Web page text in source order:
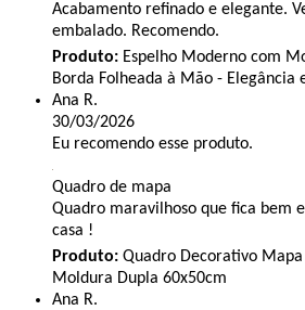
Acabamento refinado e elegante.
embalado. Recomendo.
Produto: Espelho Moderno com
Borda Folheada à Mão - Elegância
Ana R.
30/03/2026
Eu recomendo esse produto.
Quadro de mapa
Quadro maravilhoso que fica bem
casa !
Produto: Quadro Decorativo
Moldura Dupla 60x50cm
Ana R.